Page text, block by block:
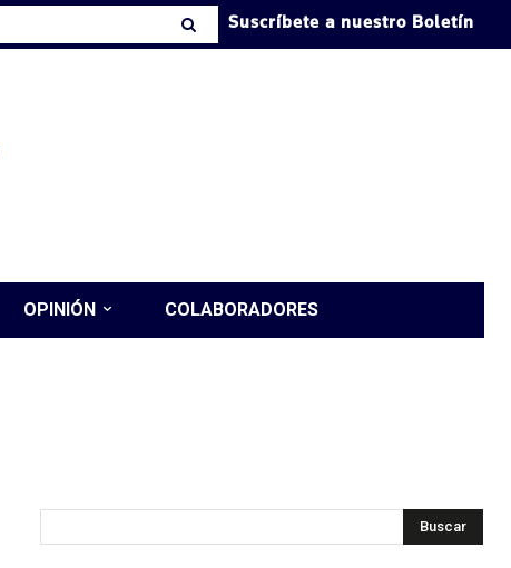
Suscríbete a nuestro Boletín
OPINIÓN COLABORADORES
Buscar